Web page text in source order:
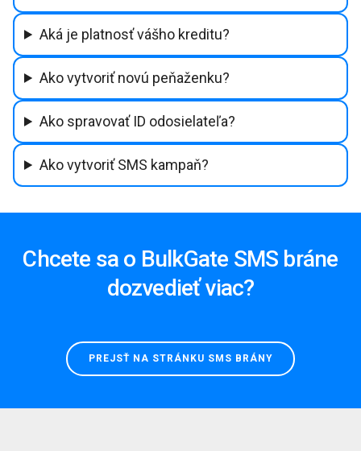
Aká je platnosť vášho kreditu?
Ako vytvoriť novú peňaženku?
Ako spravovať ID odosielateľa?
Ako vytvoriť SMS kampaň?
Chcete sa o BulkGate SMS bráne
dozvedieť viac?
PREJSŤ NA STRÁNKU SMS BRÁNY